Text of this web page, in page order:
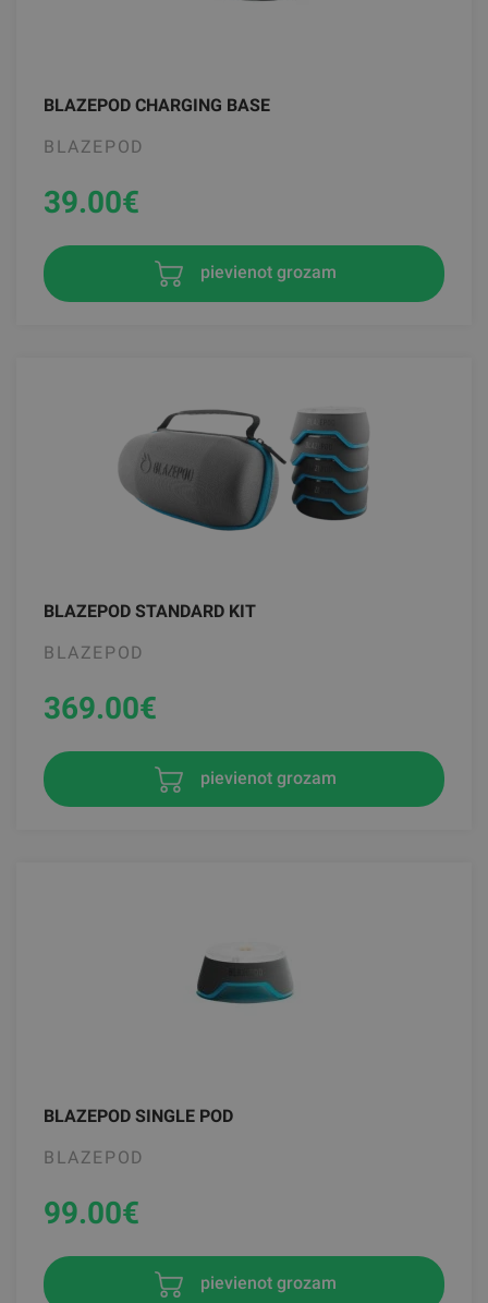
BLAZEPOD CHARGING BASE
BLAZEPOD
39.00€
pievienot grozam
BLAZEPOD STANDARD KIT
BLAZEPOD
369.00€
pievienot grozam
BLAZEPOD SINGLE POD
BLAZEPOD
99.00€
pievienot grozam